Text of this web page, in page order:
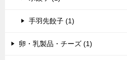
手羽先餃子 (1)
卵・乳製品・チーズ (1)